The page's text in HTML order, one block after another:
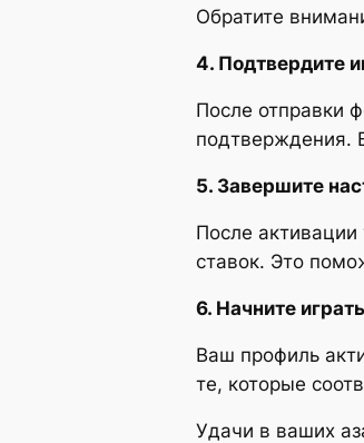
Обратите
4. Подтвердите
После отправки
подтверждения.
5. Завершите
После
ставок. Это
6. Начните играть
Ваш профиль
те, которые
Удачи в ваших